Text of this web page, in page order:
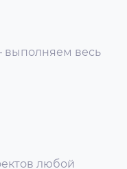
выполняем весь
любой